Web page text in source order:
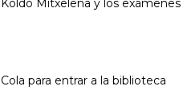
Koldo Mitxelena y los exámenes
Cola para entrar a la biblioteca